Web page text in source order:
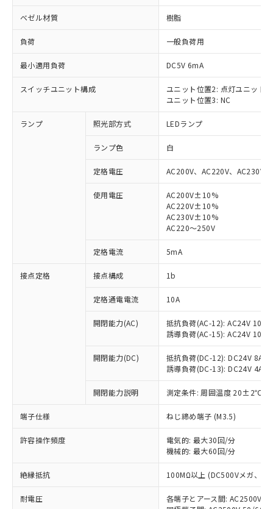
ベゼル材質 樹脂
負荷 一般負荷用
最小適用負荷 DC5V 6mA
スイッチユニット構成
ユニット位置2: 点灯ユニット
ユニット位置3: NC
ランプ 照光部方式 LEDランプ
ランプ色 白
定格電圧 AC200V、AC220V、AC230V
使用電圧
AC200V±10%
AC220V±10%
AC230V±10%
AC220～250V
定格電流 5mA
接点定格 接点構成 1b
定格通電電流 10A
開閉能力(AC)
抵抗負荷(AC-12): AC24V 10A/
誘導負荷(AC-15): AC24V
開閉能力(DC)
抵抗負荷(DC-12): DC24V 8A/
誘導負荷(DC-13): DC24V 4A/
開閉能力説明 測定条件: 周囲温度 20±2℃、
端子仕様 ねじ締め端子 (M3.5)
許容操作頻度
電気的: 最大30回/分
機械的: 最大60回/分
絶縁抵抗 100MΩ以上 (DC500Vメガ、点
耐電圧
各端子とアース間: AC2500V
ご利用条件
以下の条件をお読みいただき、同意のうえ
本サービスは、当社制御機器事業取扱
商品の当社在庫状況および標準価格
(税抜)を提供させていただくもので
当社制御機器事業取扱商品の中には、
本サービスの対象外となる商品もある
ことをご了承ください。
在庫状況および標準価格照会結果は、
記載している更新日時点での社内デー
タに基づき作成されるものであり、閲
準価格とは異なる場合があることをご
対応済み：EU RoHS指令（10物質）の
非含有に対応した製品が提供可能な商品で
対応予定：EU RoHS指令（10物質）の非含
有に対応した製品に切り替える予定のある
対応予定なし：EU RoHS指令（10物質）の
非含有に非対応の商品で、対応品を出す予
調査・確認中：EU RoHS指令（10物質）の
非含有の対応状況を調査中または確認中の
非該当品：ライセンス料など無形物で、有
害物質有無と関係のない商品です。
仕入先様の事情により、非含有部品として
いたものが、含有品と判明した場合などや
むを得ず変更することがあります。
*EU RoHS指令（10物質）：
鉛(Pb) 1000ppm以下、 水銀(Hg) 1000ppm以下、 カド
六価クロム(Cr(Ⅵ)) 1000ppm以下、ポリ臭化ビフェニル
「○」：最大均質材料含有率が中国RoHSの
基準値以下であることを示します。
「×」：最大均質材料含有率が中国RoHSの
基準値を超えていることを示します。
「－」：未確認です。当社販売部門へお問
当社は、これら貴社製品のうち、外国
為替および外国貿易法に定める商品
（以下｢規制貨物等」という）を輸出
または国外への提供する場合は、日本
国政府の輸出許可(または役務取引許
可)を取得するなどの必要な手続きを